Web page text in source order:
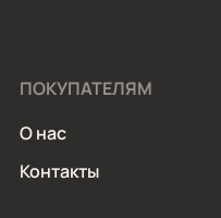
О нас
ПОКУПАТЕЛЯМ
Контакты